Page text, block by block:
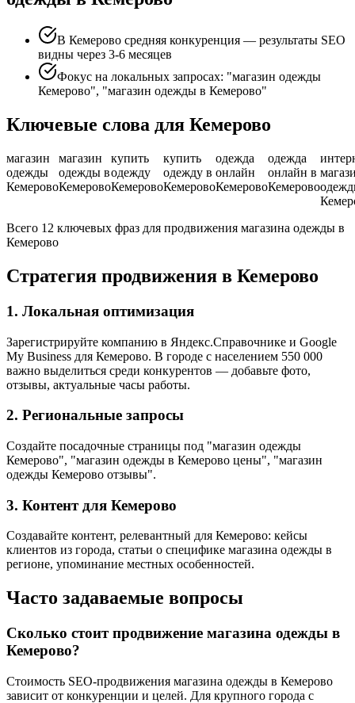
В Кемерово средняя конкуренция — результаты SEO
видны через 3-6 месяцев
Фокус на локальных запросах: "магазин одежды
Кемерово", "магазин одежды в Кемерово"
Ключевые слова для Кемерово
магазин
одежды
Кемерово
магазин
одежды в
Кемерово
купить
одежду
Кемерово
купить
одежду в
Кемерово
одежда
онлайн
Кемерово
одежда
онлайн в
Кемерово
Всего 12 ключевых фраз для продвижения магазина одежды в
Кемерово
Стратегия продвижения в Кемерово
1. Локальная оптимизация
Зарегистрируйте компанию в Яндекс.Справочнике и Google
My Business для Кемерово. В городе с населением 550 000
важно выделиться среди конкурентов — добавьте фото,
отзывы, актуальные часы работы.
2. Региональные запросы
Создайте посадочные страницы под "магазин одежды
Кемерово", "магазин одежды в Кемерово цены", "магазин
одежды Кемерово отзывы".
3. Контент для Кемерово
Создавайте контент, релевантный для Кемерово: кейсы
клиентов из города, статьи о специфике магазина одежды в
регионе, упоминание местных особенностей.
Часто задаваемые вопросы
Сколько стоит продвижение магазина одежды в
Кемерово?
Стоимость SEO-продвижения магазина одежды в Кемерово
зависит от конкуренции и целей. Для крупного города с